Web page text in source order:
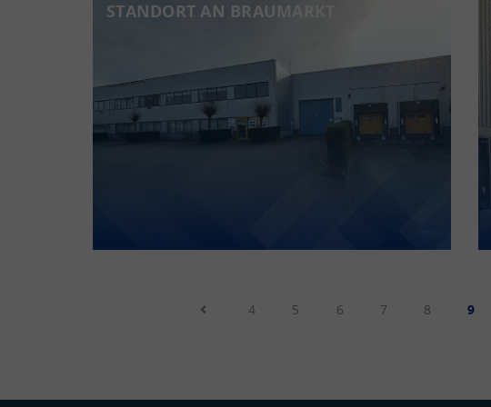
STANDORT AN BRAUMARKT
Previous Page
4 5 6 7 8 9